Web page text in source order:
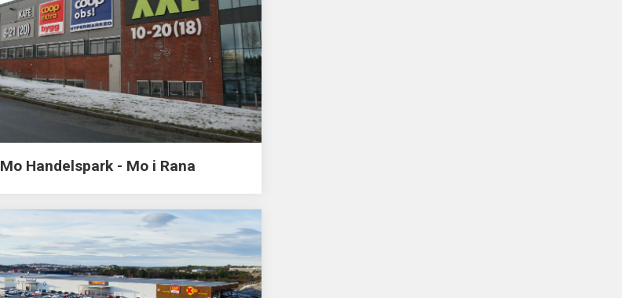
Mo Handelspark - Mo i Rana